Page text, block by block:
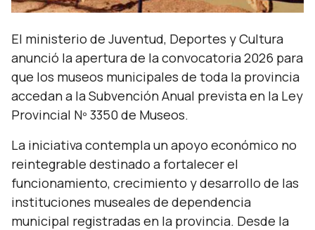
El ministerio de Juventud, Deportes y Cultura
anunció la apertura de la convocatoria 2026 para
que los museos municipales de toda la provincia
accedan a la Subvención Anual prevista en la Ley
Provincial Nº 3350 de Museos.
La iniciativa contempla un apoyo económico no
reintegrable destinado a fortalecer el
funcionamiento, crecimiento y desarrollo de las
instituciones museales de dependencia
municipal registradas en la provincia. Desde la